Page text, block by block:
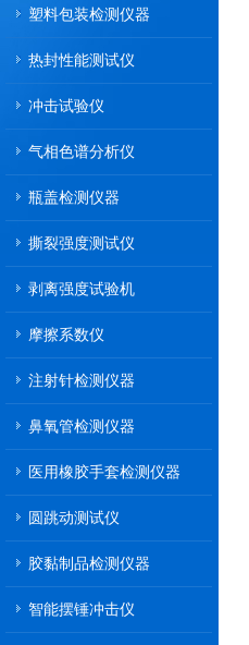
塑料包装检测仪器
热封性能测试仪
冲击试验仪
气相色谱分析仪
瓶盖检测仪器
撕裂强度测试仪
剥离强度试验机
摩擦系数仪
注射针检测仪器
鼻氧管检测仪器
医用橡胶手套检测仪器
圆跳动测试仪
胶黏制品检测仪器
智能摆锤冲击仪